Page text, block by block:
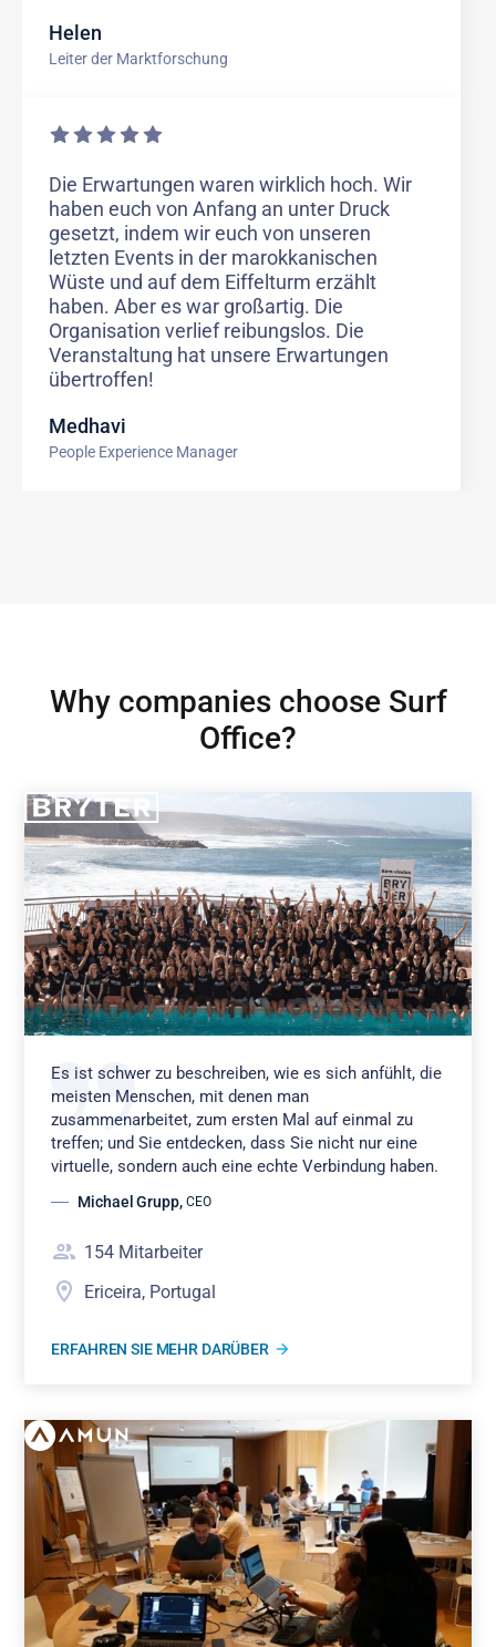
Helen
Leiter der Marktforschung
Die Erwartungen waren wirklich hoch. Wir
haben euch von Anfang an unter Druck
gesetzt, indem wir euch von unseren
letzten Events in der marokkanischen
Wüste und auf dem Eiffelturm erzählt
haben. Aber es war großartig. Die
Organisation verlief reibungslos. Die
Veranstaltung hat unsere Erwartungen
übertroffen!
Medhavi
People Experience Manager
Why companies choose Surf
Office?
Es ist schwer zu beschreiben, wie es sich anfühlt, die
meisten Menschen, mit denen man
zusammenarbeitet, zum ersten Mal auf einmal zu
treffen; und Sie entdecken, dass Sie nicht nur eine
virtuelle, sondern auch eine echte Verbindung haben.
Michael Grupp, CEO
154 Mitarbeiter
Ericeira, Portugal
ERFAHREN SIE MEHR DARÜBER